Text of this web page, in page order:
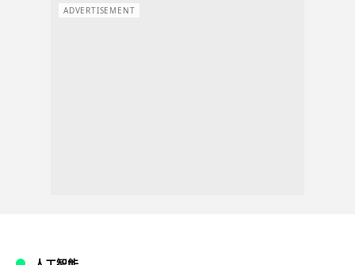
ADVERTISEMENT